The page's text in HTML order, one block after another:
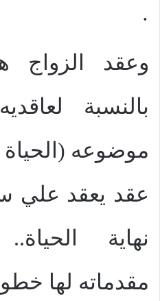
·
وعقد
بالنسبة
موضوعه (الحياة
عقد يعقد علي
نهاية
مقدماته لها